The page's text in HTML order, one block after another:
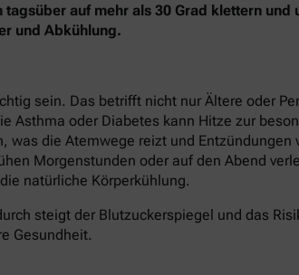
auf mehr als 30 Grad klettern
und Abkühlung.
sein. Das betrifft nicht nur Ältere oder
Asthma oder Diabetes kann Hitze zur
die Atemwege reizt und
Morgenstunden oder auf den Abend
natürliche Körperkühlung.
steigt der Blutzuckerspiegel und das
Gesundheit.